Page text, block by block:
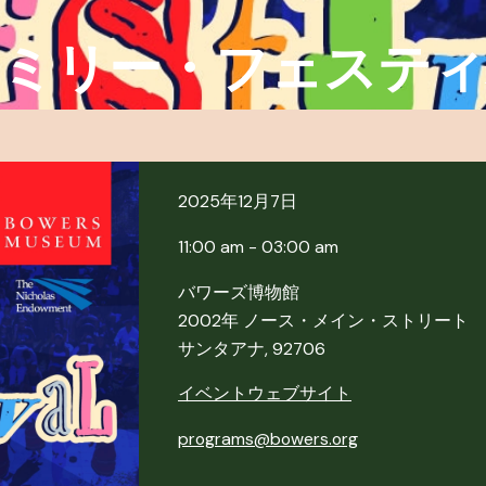
リー・フェステ
2025年12月7日
11:00 am - 03:00 am
バワーズ博物館
2002年 ノース・メイン・ストリート
サンタアナ, 92706
イベントウェブサイト
programs@bowers.org